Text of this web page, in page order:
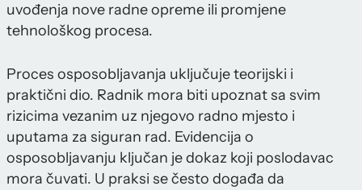
uvođenja nove radne opreme ili promjene
tehnološkog procesa.
Proces osposobljavanja uključuje teorijski i
praktični dio. Radnik mora biti upoznat sa svim
rizicima vezanim uz njegovo radno mjesto i
uputama za siguran rad. Evidencija o
osposobljavanju ključan je dokaz koji poslodavac
mora čuvati. U praksi se često događa da